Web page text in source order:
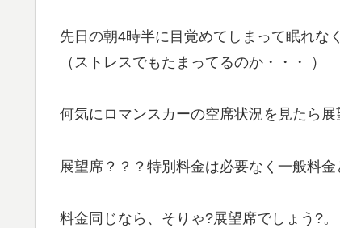
先日の朝4時半に目覚めてしまって眠れな
（ストレスでもたまってるのか・・・ ）
何気にロマンスカーの空席状況を見たら展
展望席？？？特別料金は必要なく一般料
料金同じなら、そりゃ?展望席でしょう?。